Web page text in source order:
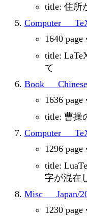
title: 住所
1640 page
title:
て
1636 page
title: 曹操
1296 page
title:
字が混在
Misc___Japan/
1230 page